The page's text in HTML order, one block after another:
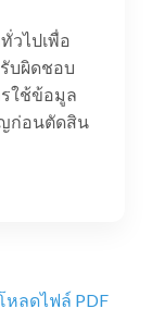
วไปเพื่อ
บผิดชอบ
ใช้ข้อมูล
ก่อนตัดสิน
หลดไฟล์ PDF